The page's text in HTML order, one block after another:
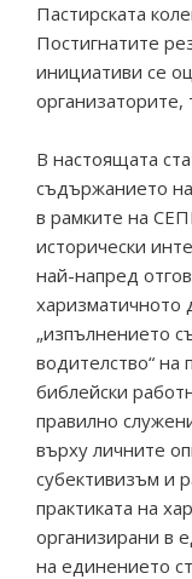
Пастирската
Постигнатите
инициативи се
организаторите,
В настоящата
съдържанието
в рамките на
исторически
най-напред
харизматичното
„изпълнението
водителство“
библейски
правилно
върху личните
субективизъм и
практиката на
организирани в
на единението